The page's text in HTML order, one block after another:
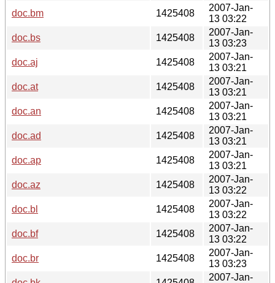
doc.bm
1425408
2007-Jan-
13 03:22
doc.bs
1425408
2007-Jan-
13 03:23
doc.aj
1425408
2007-Jan-
13 03:21
doc.at
1425408
2007-Jan-
13 03:21
doc.an
1425408
2007-Jan-
13 03:21
doc.ad
1425408
2007-Jan-
13 03:21
doc.ap
1425408
2007-Jan-
13 03:21
doc.az
1425408
2007-Jan-
13 03:22
doc.bl
1425408
2007-Jan-
13 03:22
doc.bf
1425408
2007-Jan-
13 03:22
doc.br
1425408
2007-Jan-
13 03:23
2007-Jan-